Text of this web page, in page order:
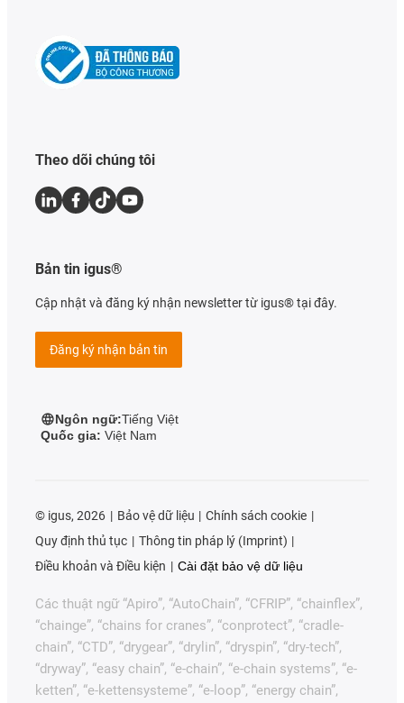
Theo dõi chúng tôi
Bản tin igus®
Cập nhật và đăng ký nhận newsletter từ igus® tại đây.
Đăng ký nhận bản tin
Ngôn ngữ:Tiếng Việt
Quốc gia: Việt Nam
© igus, 2026 Bảo vệ dữ liệu
Chính sách cookie
Quy định thủ tục
Thông tin pháp lý (Imprint)
Điều khoản và Điều kiện
Cài đặt bảo vệ dữ liệu
Các thuật ngữ “Apiro”, “AutoChain”, “CFRIP”, “chainflex”,
“chainge”, “chains for cranes”, “conprotect”, “cradle-
chain”, “CTD”, “drygear”, “drylin”, “dryspin”, “dry-tech”,
“dryway”, “easy chain”, “e-chain”, “e-chain systems”, “e-
ketten”, “e-kettensysteme”, “e-loop”, “energy chain”,